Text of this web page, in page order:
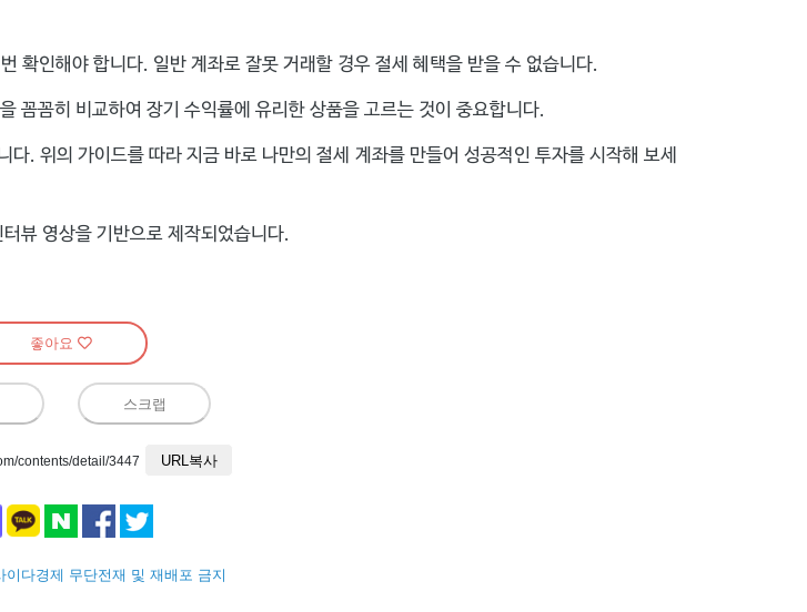
좋아요
스크랩
contents/detail/3447 URL복사
이다경제 무단전재 및 재배포 금지